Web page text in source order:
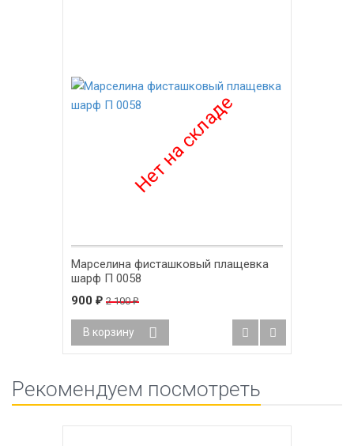
Марселина фисташковый плащевка
шарф П 0058
900 ₽ 2 100₽
В корзину
Рекомендуем посмотреть